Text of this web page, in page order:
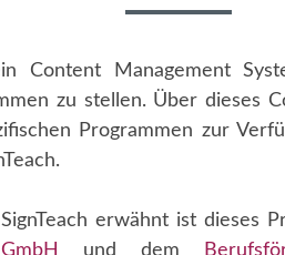
Content Management
zu stellen. Über dieses
Programmen zur
erwähnt ist dieses
und dem